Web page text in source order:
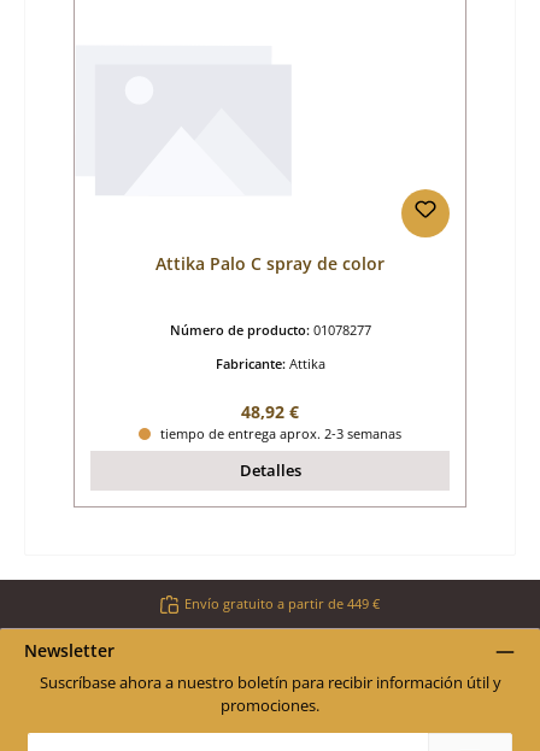
Attika Palo C spray de color
Número de producto: 01078277
Fabricante: Attika
Precio normal:
48,92 €
tiempo de entrega aprox. 2-3 semanas
Detalles
Envío gratuito a partir de 449 €
Newsletter
Suscríbase ahora a nuestro boletín para recibir información útil y
promociones.